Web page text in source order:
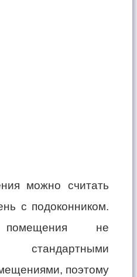
можно считать
с подоконником.
помещения не
поэтому